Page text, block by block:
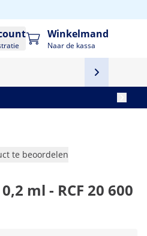
Winkelmand
Naar de kassa
te beoordelen
ml - RCF 20 600